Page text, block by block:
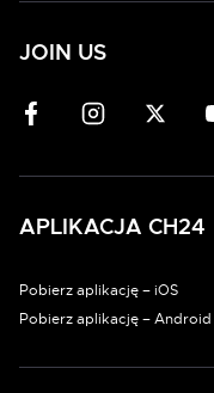
JOIN US
APLIKACJA CH24
Pobierz aplikację – iOS
Pobierz aplikację – Android